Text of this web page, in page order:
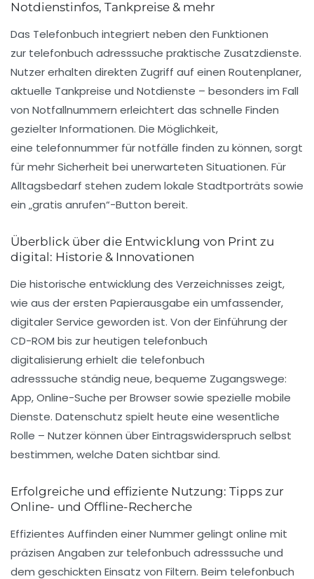
Notdienstinfos, Tankpreise & mehr
Das Telefonbuch integriert neben den Funktionen
zur telefonbuch adresssuche praktische Zusatzdienste.
Nutzer erhalten direkten Zugriff auf einen Routenplaner,
aktuelle Tankpreise und Notdienste – besonders im Fall
von Notfallnummern erleichtert das schnelle Finden
gezielter Informationen. Die Möglichkeit,
eine telefonnummer für notfälle finden zu können, sorgt
für mehr Sicherheit bei unerwarteten Situationen. Für
Alltagsbedarf stehen zudem lokale Stadtporträts sowie
ein „gratis anrufen“-Button bereit.
Überblick über die Entwicklung von Print zu
digital: Historie & Innovationen
Die historische entwicklung des Verzeichnisses zeigt,
wie aus der ersten Papierausgabe ein umfassender,
digitaler Service geworden ist. Von der Einführung der
CD-ROM bis zur heutigen telefonbuch
digitalisierung erhielt die telefonbuch
adresssuche ständig neue, bequeme Zugangswege:
App, Online-Suche per Browser sowie spezielle mobile
Dienste. Datenschutz spielt heute eine wesentliche
Rolle – Nutzer können über Eintragswiderspruch selbst
bestimmen, welche Daten sichtbar sind.
Erfolgreiche und effiziente Nutzung: Tipps zur
Online- und Offline-Recherche
Effizientes Auffinden einer Nummer gelingt online mit
präzisen Angaben zur telefonbuch adresssuche und
dem geschickten Einsatz von Filtern. Beim telefonbuch